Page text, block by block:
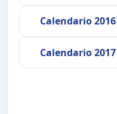
Calendario 2016
Calendario 2017